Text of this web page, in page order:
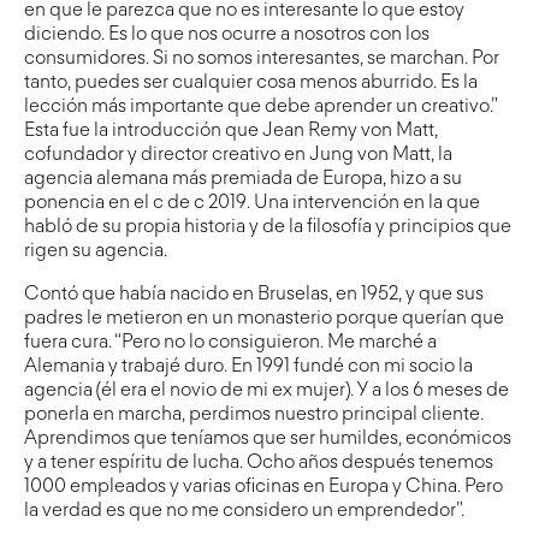
en que le parezca que no es interesante lo que estoy
diciendo. Es lo que nos ocurre a nosotros con los
consumidores. Si no somos interesantes, se marchan. Por
tanto, puedes ser cualquier cosa menos aburrido. Es la
lección más importante que debe aprender un creativo.”
Esta fue la introducción que Jean Remy von Matt,
cofundador y director creativo en Jung von Matt, la
agencia alemana más premiada de Europa, hizo a su
ponencia en el c de c 2019. Una intervención en la que
habló de su propia historia y de la filosofía y principios que
rigen su agencia.
Contó que había nacido en Bruselas, en 1952, y que sus
padres le metieron en un monasterio porque querían que
fuera cura. “Pero no lo consiguieron. Me marché a
Alemania y trabajé duro. En 1991 fundé con mi socio la
agencia (él era el novio de mi ex mujer). Y a los 6 meses de
ponerla en marcha, perdimos nuestro principal cliente.
Aprendimos que teníamos que ser humildes, económicos
y a tener espíritu de lucha. Ocho años después tenemos
1000 empleados y varias oficinas en Europa y China. Pero
la verdad es que no me considero un emprendedor”.